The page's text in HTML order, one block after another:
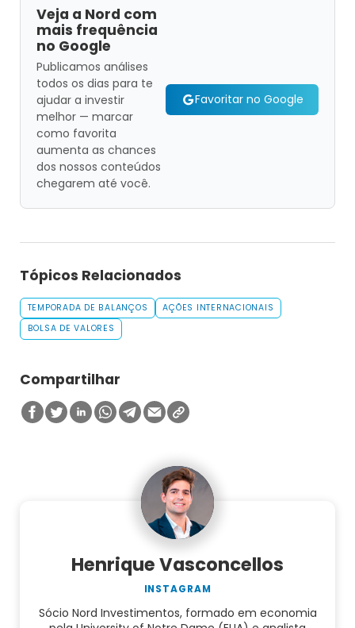
Veja a Nord com
mais frequência
no Google
Publicamos análises
todos os dias para te
ajudar a investir
melhor — marcar
como favorita
aumenta as chances
dos nossos conteúdos
chegarem até você.
Favoritar no Google
Tópicos Relacionados
TEMPORADA DE BALANÇOS
AÇÕES INTERNACIONAIS
BOLSA DE VALORES
Compartilhar
Henrique Vasconcellos
INSTAGRAM
Sócio Nord Investimentos, formado em economia